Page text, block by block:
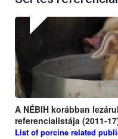
A NÉBIH korábban
referencialistája (2011-
List of porcine related